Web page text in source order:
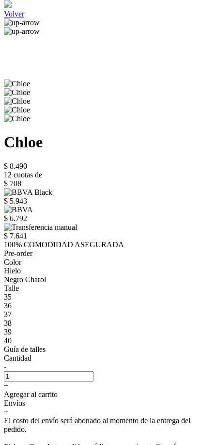
Volver
Chloe
$ 8.490
12 cuotas de
$ 708
$ 5.943
$ 6.792
$ 7.641
100% COMODIDAD ASEGURADA
Pre-order
Color
Hielo
Negro Charol
Talle
35
36
37
38
39
40
Guía de talles
Cantidad
-
+
Agregar al carrito
Envíos
+
El costo del envío será abonado al momento de la entrega del
pedido.